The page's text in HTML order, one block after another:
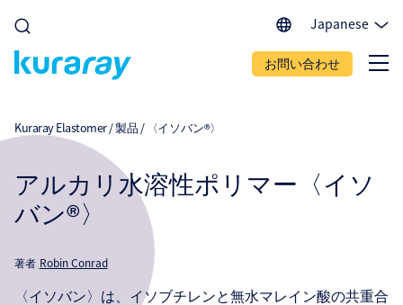
English (EU)
English (IN)
Japanese
お問い合わせ
Kuraray Elastomer/製品 / 〈イソバン®〉
アルカリ水溶性ポリマー〈イソ
バン®〉
著者 Robin Conrad
〈イソバン〉は、イソブチレンと無水マレイン酸の共重合